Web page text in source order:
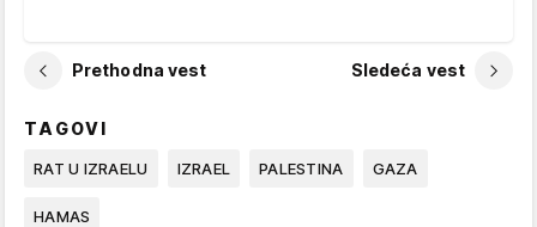
Prethodna vest Sledeća vest
TAGOVI
RAT U IZRAELU IZRAEL PALESTINA GAZA
HAMAS